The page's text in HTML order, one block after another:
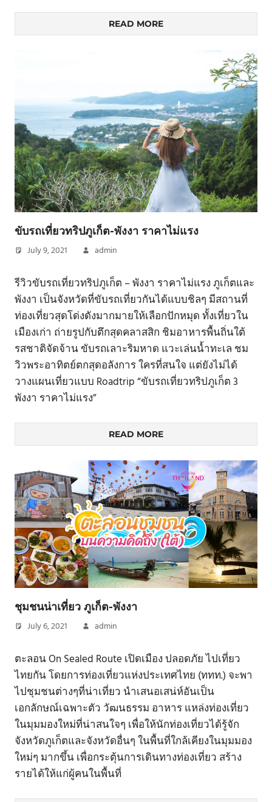
READ MORE
ขับรถเที่ยวทริปภูเก็ต-พังงา ราคาไม่แรง
July 9, 2021 admin
รีวิวขับรถเที่ยวทริปภูเก็ต – พังงา ราคาไม่แรง ภูเก็ตและ
พังงา เป็นจังหวัดที่ขับรถเที่ยวกันได้แบบชิลๆ มีสถานที่
ท่องเที่ยวสุดโด่งดังมากมายให้เลือกปักหมุด ทั้งเที่ยวใน
เมืองเก่า ถ่ายรูปกับตึกสุดคลาสสิก ชิมอาหารพื้นถิ่นใต้
รสชาติจัดจ้าน ขับรถเลาะริมหาด แวะเล่นน้ำทะเล ชม
วิวพระอาทิตย์ตกสุดอลังการ ใครที่สนใจ แต่ยังไม่ได้
วางแผนเที่ยวแบบ Roadtrip “ขับรถเที่ยวทริปภูเก็ต 3
พังงา ราคาไม่แรง”
READ MORE
ชุมชนน่าเที่ยว ภูเก็ต-พังงา
July 6, 2021 admin
ตะลอน On Sealed Route เปิดเมือง ปลอดภัย ไปเที่ยว
ไทยกัน โดยการท่องเที่ยวแห่งประเทศไทย (ททท.) จะพา
ไปชุมชนต่างๆที่น่าเที่ยว นำเสนอเสน่ห์อันเป็น
เอกลักษณ์เฉพาะตัว วัฒนธรรม อาหาร แหล่งท่องเที่ยว
ในมุมมองใหม่ที่น่าสนใจๆ เพื่อให้นักท่องเที่ยวได้รู้จัก
จังหวัดภูเก็ตและจังหวัดอื่นๆ ในพื้นที่ใกล้เคียงในมุมมอง
ใหม่ๆ มากขึ้น เพื่อกระตุ้นการเดินทางท่องเที่ยว สร้าง
รายได้ให้แก่ผู้คนในพื้นที่